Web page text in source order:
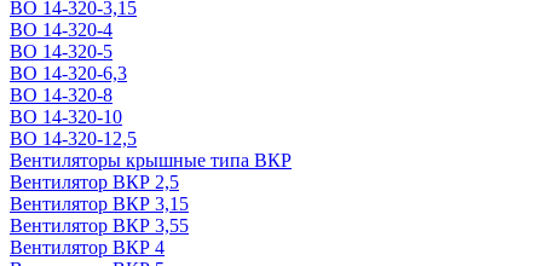
ВО 14-320-3,15
ВО 14-320-4
ВО 14-320-5
ВО 14-320-6,3
ВО 14-320-8
ВО 14-320-10
ВО 14-320-12,5
Вентиляторы крышные типа ВКР
Вентилятор ВКР 2,5
Вентилятор ВКР 3,15
Вентилятор ВКР 3,55
Вентилятор ВКР 4